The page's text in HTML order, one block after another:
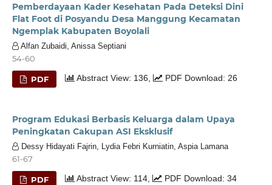
Pemberdayaan Kader Kesehatan Pada Deteksi Dini
Flat Foot di Posyandu Desa Manggung Kecamatan
Ngemplak Kabupaten Boyolali
Alfan Zubaidi, Anissa Septiani
54-60
PDF Abstract View: 136, PDF Download: 26
Program Edukasi Berbasis Keluarga dalam Upaya
Peningkatan Cakupan ASI Eksklusif
Dessy Hidayati Fajrin, Lydia Febri Kurniatin, Aspia Lamana
61-67
PDF Abstract View: 114, PDF Download: 34